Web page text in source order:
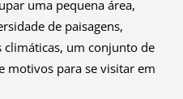
uma pequena área,
de paisagens,
um conjunto de
motivos para se visitar em